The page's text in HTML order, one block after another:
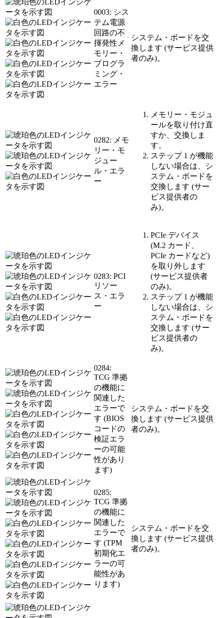
0003: シス
テム電源
回路の不
揮発性メ
モリー・
プログラ
ミング・
エラー
システム・ボードを交
換します (サービス提供
者のみ)。
0282: メモ
リー・モ
ジュー
ル・エラ
ー
メモリー・モジュ
ールを取り付け直
すか、交換しま
す。
ステップ 1 が機能
しない場合は、シ
ステム・ボードを
交換します (サー
ビス提供者の
み)。
0283: PCI
リソー
ス・エラ
ー
PCIe デバイス
(M.2 カード、
PCIe カードなど)
を取り外します
(サービス提供者
のみ)。
ステップ 1 が機能
しない場合は、シ
ステム・ボードを
交換します (サー
ビス提供者の
み)。
0284:
TCG 準拠
の機能に
関連した
エラーで
す (BIOS
コードの
検証エラ
ーの可能
性があり
ます)
システム・ボードを交
換します (サービス提供
者のみ)。
0285:
TCG 準拠
の機能に
関連した
エラーで
す (TPM
初期化エ
ラーの可
能性があ
ります)
システム・ボードを交
換します (サービス提供
者のみ)。